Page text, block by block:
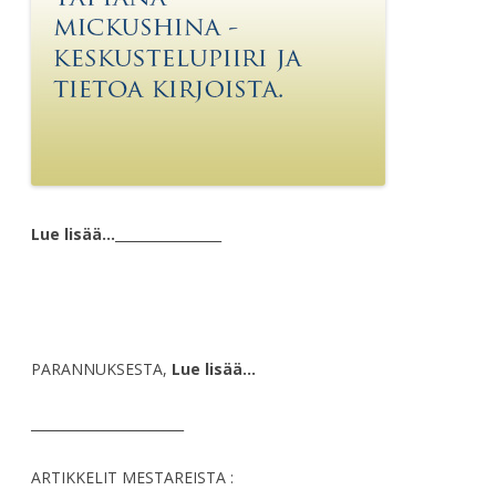
Lue lisää…
PARANNUKSESTA, Lue lisää…
ARTIKKELIT MESTAREISTA :